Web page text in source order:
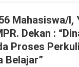
Mahasiswa/I,
Dekan :
Proses
Belajar”